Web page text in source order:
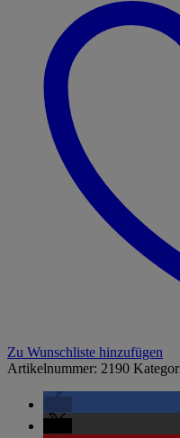
Zu Wunschliste hinzufügen
Artikelnummer: 2190